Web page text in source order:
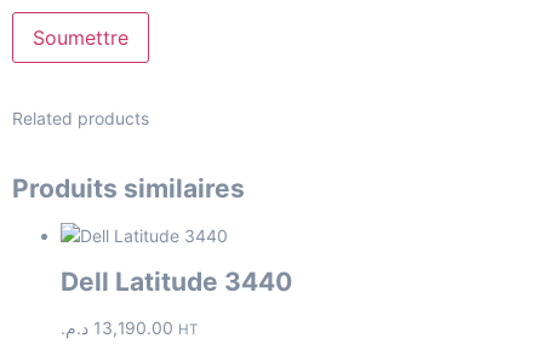
Related products
Produits similaires
Dell Latitude 3440
13,190.00 د.م. HT